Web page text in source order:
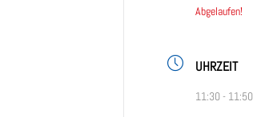
Abgelaufen!
UHRZEIT
11:30 - 11:50